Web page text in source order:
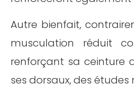
Autre bienfait,
musculation réduit
renforçant sa ceinture
ses dorsaux, des